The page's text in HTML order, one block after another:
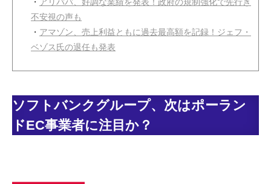
・ アリババ、好調な業績を発表！政府の規制強化で先行き
不安視の声も
・ アマゾン、売上利益ともに過去最高額を記録！ジェフ・
ベゾス氏の退任も発表
ソフトバンクグループ、次はポーラン
ドEC事業者に注目か？